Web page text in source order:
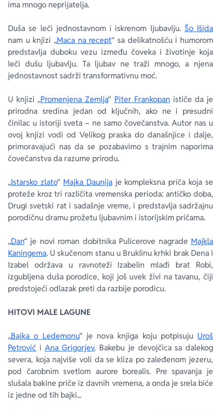
ima mnogo neprijatelja.
Duša se leči jednostavnom i iskrenom ljubavlju. Šo Išida
nam u knjizi „Maca na recept“ sa delikatnošću i humorom
predstavlja duboku vezu između čoveka i životinje koja
leči dušu ljubavlju. Ta ljubav ne traži mnogo, a njena
jednostavnost sadrži transformativnu moć.
U knjizi „Promenjena Zemlja“ Piter Frankopan ističe da je
prirodna sredina jedan od ključnih, ako ne i presudni
činilac u istoriji sveta – ne samo čovečanstva. Autor nas u
ovoj knjizi vodi od Velikog praska do današnjice i dalje,
primoravajući nas da se pozabavimo s trajnim naporima
čovečanstva da razume prirodu.
„Istarsko zlato“ Majka Daunijaje kompleksna priča koja se
proteže kroz tri različita vremenska perioda: antičko doba,
Drugi svetski rat i sadašnje vreme, i predstavlja sadržajnu
porodičnu dramu prožetu ljubavnim i istorijskim pričama.
„Dan“ je novi roman dobitnika Pulicerove nagrade Majkla
Kaningema. U skučenom stanu u Bruklinu krhki brak Dena i
Izabel održava u ravnoteži Izabelin mlađi brat Robi,
izgubljena duša porodice, koji još uvek živi na tavanu, čiji
predstojeći odlazak preti da razbije porodicu.
HITOVI MALE LAGUNE
„Bajka o Ledemonu“ je nova knjiga koju potpisuju Uroš
Petrović i Ana Grigorjev. Bakebu je devojčica sa dalekog
severa, koja najviše voli da se kliza po zaleđenom jezeru,
pod čarobnim svetlom aurore borealis. Pre spavanja je
slušala bakine priče iz davnih vremena, a onda je srela biće
iz jedne od tih bajki...